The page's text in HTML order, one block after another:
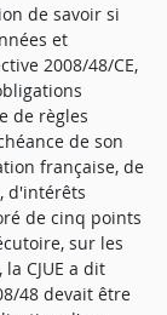
de savoir si
et
2008/48/CE,
de règles
de son
française, de
d'intérêts
de cinq points
sur les
CJUE a dit
48 devait être